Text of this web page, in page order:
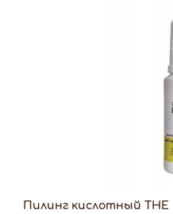
Пилинг кислотный THE